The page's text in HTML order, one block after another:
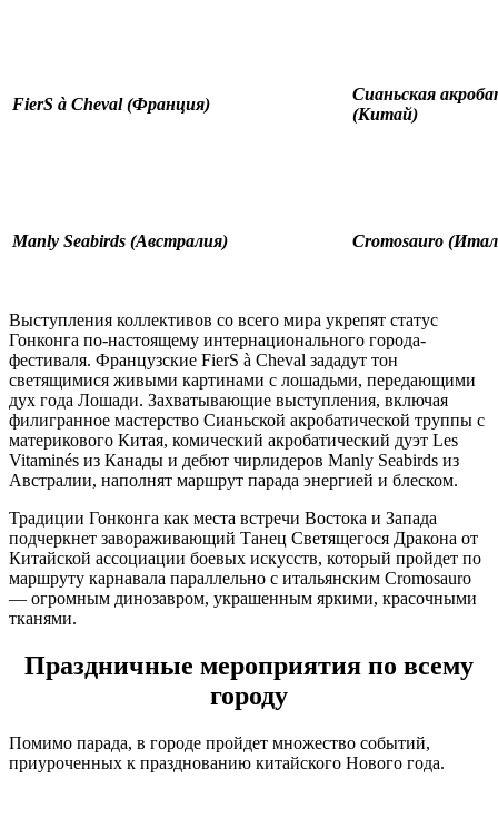
FierS à Cheval (Франция)
Сианьская
(Китай)
Manly Seabirds (Австралия) Cromosauro
Выступления коллективов со всего мира укрепят статус
Гонконга по-настоящему интернационального города-
фестиваля. Французские FierS à Cheval зададут тон
светящимися живыми картинами с лошадьми, передающими
дух года Лошади. Захватывающие выступления, включая
филигранное мастерство Сианьской акробатической труппы с
материкового Китая, комический акробатический дуэт Les
Vitaminés из Канады и дебют чирлидеров Manly Seabirds из
Австралии, наполнят маршрут парада энергией и блеском.
Традиции Гонконга как места встречи Востока и Запада
подчеркнет завораживающий Танец Светящегося Дракона от
Китайской ассоциации боевых искусств, который пройдет по
маршруту карнавала параллельно с итальянским Cromosauro
— огромным динозавром, украшенным яркими, красочными
тканями.
Праздничные мероприятия по всему
городу
Помимо парада, в городе пройдет множество событий,
приуроченных к празднованию китайского Нового года.